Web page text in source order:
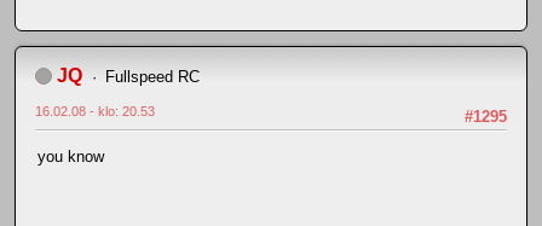
JQ Fullspeed RC
#1295
16.02.08 - klo: 20.53
you know